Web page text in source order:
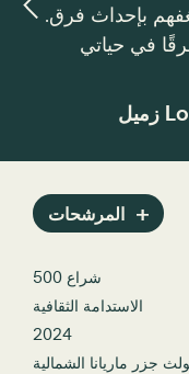
بإحداث فرق.
المرشحات
500 شراع
الاستدامة الثقافية
2024
جزر ماريانا الشمالية